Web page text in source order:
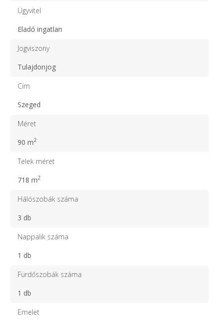
Ügyvitel
Eladó ingatlan
Jogviszony
Tulajdonjog
Cím
Szeged
Méret
90 m2
Telek méret
718 m2
Hálószobák száma
3 db
Nappalik száma
1 db
Fürdőszobák száma
1 db
Emelet